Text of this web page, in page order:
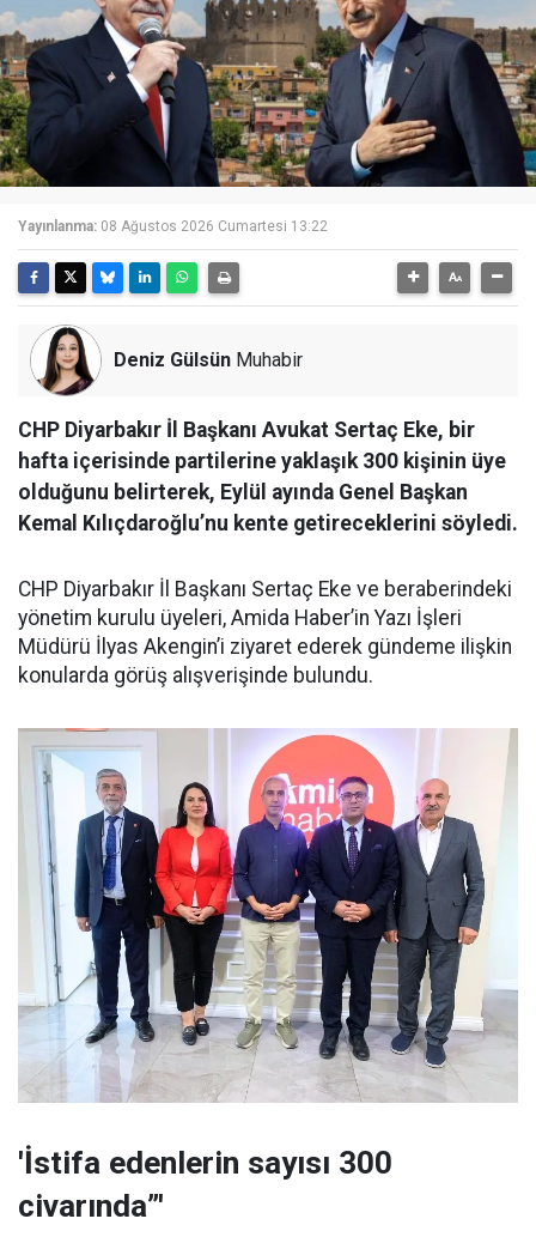
Yayınlanma: 08 Ağustos 2026 Cumartesi 13:22
Deniz Gülsün Muhabir
CHP Diyarbakır İl Başkanı Avukat Sertaç Eke, bir
hafta içerisinde partilerine yaklaşık 300 kişinin üye
olduğunu belirterek, Eylül ayında Genel Başkan
Kemal Kılıçdaroğlu’nu kente getireceklerini söyledi.
CHP Diyarbakır İl Başkanı Sertaç Eke ve beraberindeki
yönetim kurulu üyeleri, Amida Haber’in Yazı İşleri
Müdürü İlyas Akengin’i ziyaret ederek gündeme ilişkin
konularda görüş alışverişinde bulundu.
'İstifa edenlerin sayısı 300
civarında”'